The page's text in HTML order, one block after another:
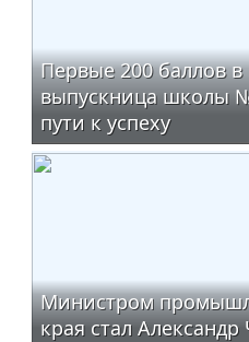
Первые 200 баллов в
выпускница школы
пути к успеху
Министром
края стал